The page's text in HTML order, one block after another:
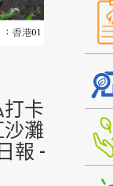
打卡
灘
報 -